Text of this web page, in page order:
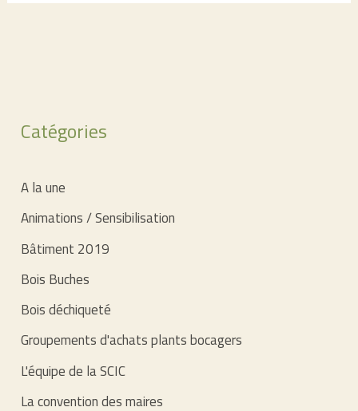
du
SCIC
Plurien
–
quelques
articles
Catégories
A la une
Animations / Sensibilisation
Bâtiment 2019
Bois Buches
Bois déchiqueté
Groupements d'achats plants bocagers
L'équipe de la SCIC
La convention des maires